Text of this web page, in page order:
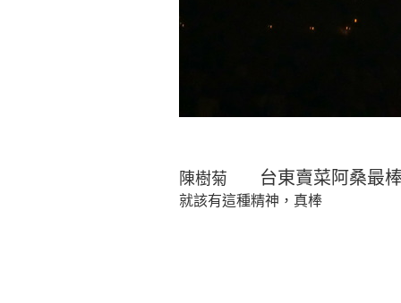
陳樹菊 台東賣菜阿桑最
就該有這種精神，真棒